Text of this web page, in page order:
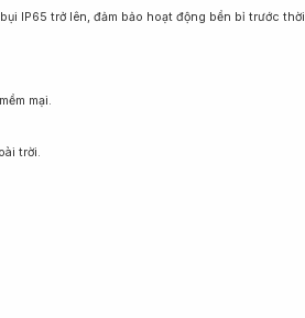
IP65 trở lên, đảm bảo hoạt động bền bỉ trước thời
mại.
trời.